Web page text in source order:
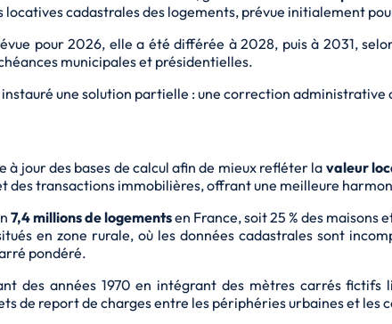
cadastrales des logements, prévue initialement
pour 2026, elle a été différée à 2028, puis à 2031,
municipales et présidentielles.
une solution partielle : une correction administrative
jour des bases de calcul afin de mieux refléter lavaleur
des transactions immobilières, offrant une meilleure
7,4 millions de logementsen France, soit 25 % des maisons
en zone rurale, où les données cadastrales sont
pondéré.
des années 1970 en intégrant des mètres carrés
de report de charges entre les périphéries urbaines et les